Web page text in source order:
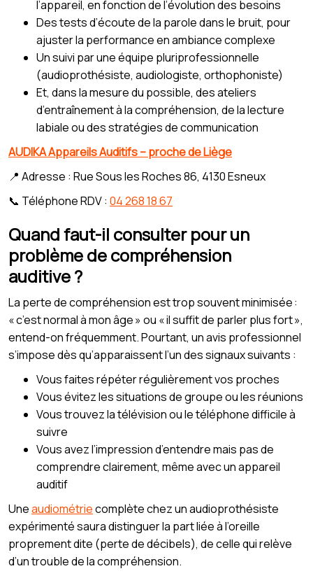
l’appareil, en fonction de l’évolution des besoins
Des tests d’écoute de la parole dans le bruit, pour
ajuster la performance en ambiance complexe
Un suivi par une équipe pluriprofessionnelle
(audioprothésiste, audiologiste, orthophoniste)
Et, dans la mesure du possible, des ateliers
d’entraînement à la compréhension, de la lecture
labiale ou des stratégies de communication
AUDIKA Appareils Auditifs – proche de Liège
📍 Adresse : Rue Sous les Roches 86, 4130 Esneux
📞 Téléphone RDV : 04 268 18 67
Quand faut-il consulter pour un
problème de compréhension
auditive ?
La perte de compréhension est trop souvent minimisée :
« c’est normal à mon âge » ou « il suffit de parler plus fort »,
entend-on fréquemment. Pourtant, un avis professionnel
s’impose dès qu’apparaissent l’un des signaux suivants :
Vous faites répéter régulièrement vos proches
Vous évitez les situations de groupe ou les réunions
Vous trouvez la télévision ou le téléphone difficile à
suivre
Vous avez l’impression d’entendre mais pas de
comprendre clairement, même avec un appareil
auditif
Uneaudiométriecomplète chez un audioprothésiste
expérimenté saura distinguer la part liée à l’oreille
proprement dite (perte de décibels), de celle qui relève
d’un trouble de la compréhension.